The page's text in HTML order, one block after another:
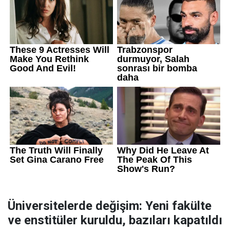
Üniversitelerde değişim: Yeni fakülte
ve enstitüler kuruldu, bazıları kapatıldı